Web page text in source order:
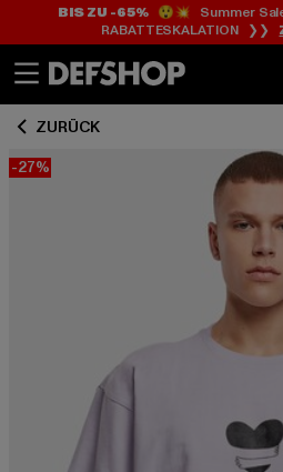
BIS ZU -65%😲💥 Summer
RABATTESKALATION ❯❯
ZURÜCK
-27%